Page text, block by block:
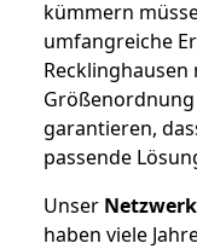
kümmern
umfangreiche
garantieren,
passende
Unser Netzwerk
haben viele